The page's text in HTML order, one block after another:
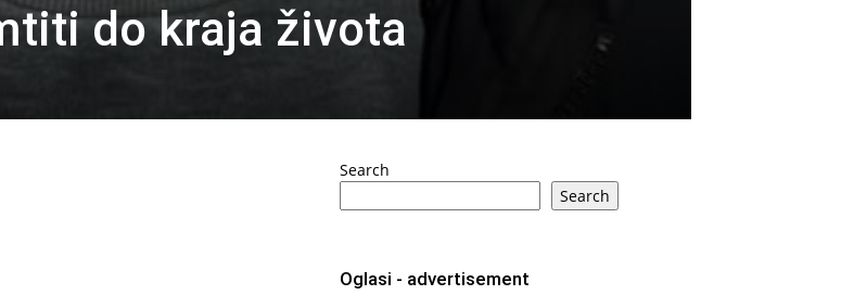
do kraja života
Search
Search
Oglasi - advertisement